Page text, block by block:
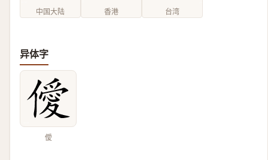
中国大陆 香港 台湾
异体字
僾